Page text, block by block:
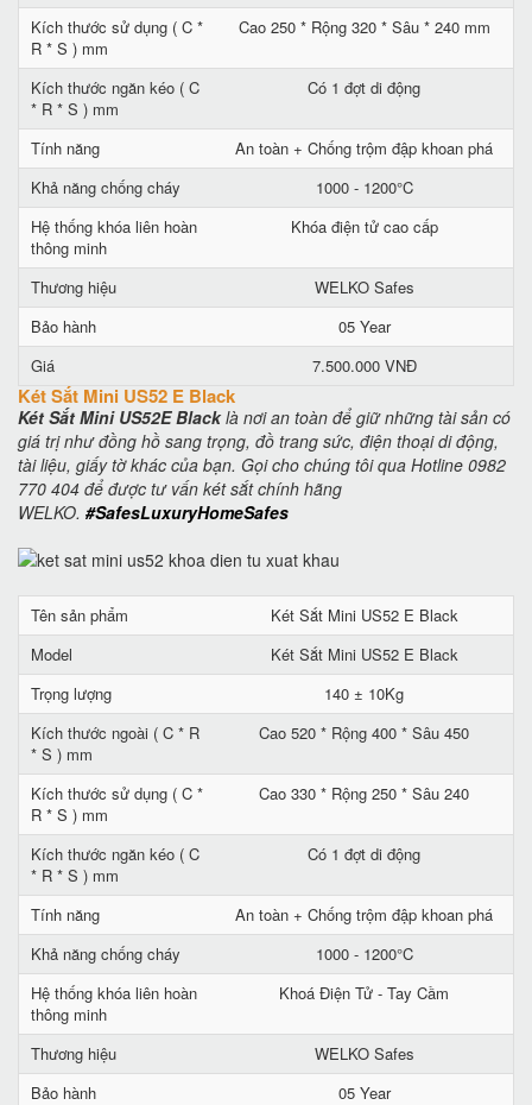
Kích thước sử dụng ( C *
R * S ) mm
Cao 250 * Rộng 320 * Sâu * 240 mm
Kích thước ngăn kéo ( C
* R * S ) mm
Có 1 đợt di động
Tính năng
An toàn + Chống trộm đập khoan phá
Khả năng chống cháy
1000 - 1200°C
Hệ thống khóa liên hoàn
thông minh
Khóa điện tử cao cấp
Thương hiệu
WELKO Safes
Bảo hành
05 Year
Giá
7.500.000 VNĐ
Két Sắt Mini US52 E Black
Két Sắt Mini US52E Blacklà nơi an toàn để giữ những tài sản có
giá trị như đồng hồ sang trọng, đồ trang sức, điện thoại di động,
tài liệu, giấy tờ khác của bạn. Gọi cho chúng tôi qua Hotline 0982
770 404 để được tư vấn két sắt chính hãng
WELKO. #SafesLuxuryHomeSafes
Tên sản phẩm
Két Sắt Mini US52 E Black
Model
Két Sắt Mini US52 E Black
Trọng lượng
140 ± 10Kg
Kích thước ngoài ( C * R
* S ) mm
Cao 520 * Rộng 400 * Sâu 450
Kích thước sử dụng ( C *
R * S ) mm
Cao 330 * Rộng 250 * Sâu 240
Kích thước ngăn kéo ( C
* R * S ) mm
Có 1 đợt di động
Tính năng
An toàn + Chống trộm đập khoan phá
Khả năng chống cháy
1000 - 1200°C
Hệ thống khóa liên hoàn
thông minh
Khoá Điện Tử - Tay Cầm
Thương hiệu
WELKO Safes
Bảo hành
05 Year